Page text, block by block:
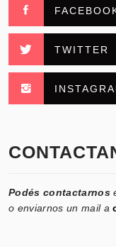
TWITTER
Podés contactarnos
o enviarnos un mail a